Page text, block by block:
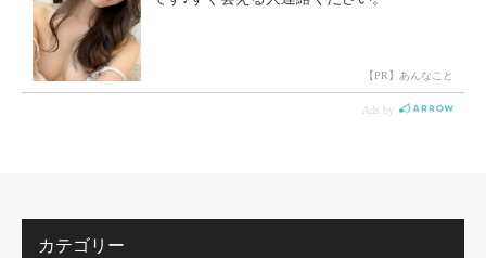
カテゴリー